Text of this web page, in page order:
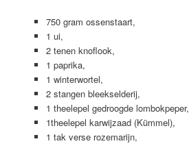
750 gram ossenstaart,
1 ui,
2 tenen knoflook,
1 paprika,
1 winterwortel,
2 stangen bleekselderij,
1 theelepel gedroogde lombokpeper,
1theelepel karwijzaad (Kümmel),
1 tak verse rozemarijn,